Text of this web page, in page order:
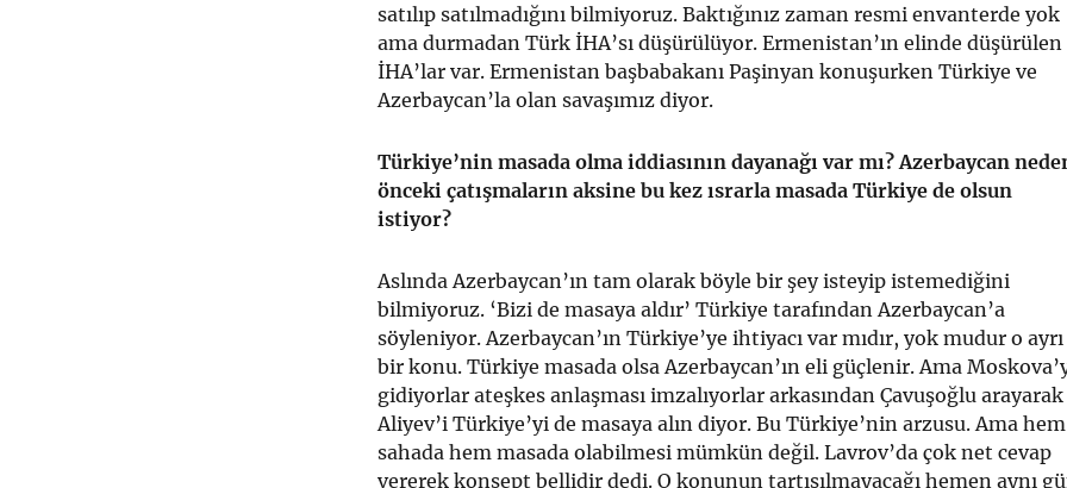
satılıp satılmadığını bilmiyoruz. Baktığınız zaman resmi envanterde yok
ama durmadan Türk İHA’sı düşürülüyor. Ermenistan’ın elinde düşürülen
İHA’lar var. Ermenistan başbabakanı Paşinyan konuşurken Türkiye ve
Azerbaycan’la olan savaşımız diyor.
Türkiye’nin masada olma iddiasının dayanağı var mı? Azerbaycan
önceki çatışmaların aksine bu kez ısrarla masada Türkiye de olsun
istiyor?
Aslında Azerbaycan’ın tam olarak böyle bir şey isteyip istemediğini
bilmiyoruz. ‘Bizi de masaya aldır’ Türkiye tarafından Azerbaycan’a
söyleniyor. Azerbaycan’ın Türkiye’ye ihtiyacı var mıdır, yok mudur o ayrı
bir konu. Türkiye masada olsa Azerbaycan’ın eli güçlenir. Ama
gidiyorlar ateşkes anlaşması imzalıyorlar arkasından Çavuşoğlu arayarak
Aliyev’i Türkiye’yi de masaya alın diyor. Bu Türkiye’nin arzusu. Ama hem
sahada hem masada olabilmesi mümkün değil. Lavrov’da çok net cevap
vererek konsept bellidir dedi. O konunun tartışılmayacağı hemen aynı